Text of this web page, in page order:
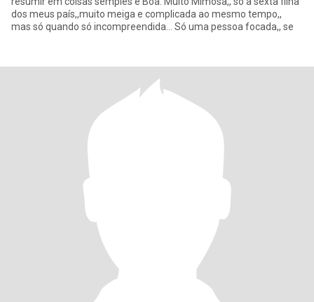
dos meus país,,muito meiga e complicada ao mesmo tempo,,
mas só quando só incompreendida... Só uma pessoa focada,, se